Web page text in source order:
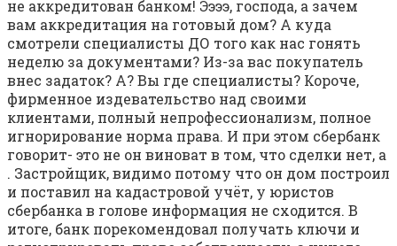
не аккредитован банком! Ээээ, господа, а зачем
вам аккредитация на готовый дом? А куда
смотрели специалисты ДО того как нас гонять
неделю за документами? Из-за вас покупатель
внес задаток? А? Вы где специалисты? Короче,
фирменное издевательство над своими
клиентами, полный непрофессионализм, полное
игнорирование норма права. И при этом сбербанк
говорит- это не он виноват в том, что сделки нет, а
. Застройщик, видимо потому что он дом построил
и поставил на кадастровой учёт, у юристов
сбербанка в голове информация не сходится. В
итоге, банк порекомендовал получать ключи и